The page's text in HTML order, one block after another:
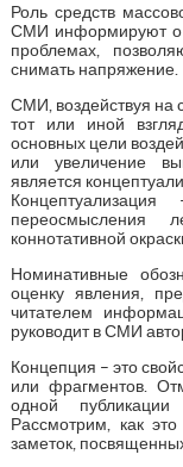
Роль средств
СМИ информируют о
проблемах,
снимать напряжение.
СМИ, воздействуя на
тот или иной
основных цели
или увеличение
является
переосмысления
коннотативной
Номинативные
оценку явления,
читателем
руководит в СМИ
Концепция – это
или фрагментов.
одной публикации
Рассмотрим, как
заметок,